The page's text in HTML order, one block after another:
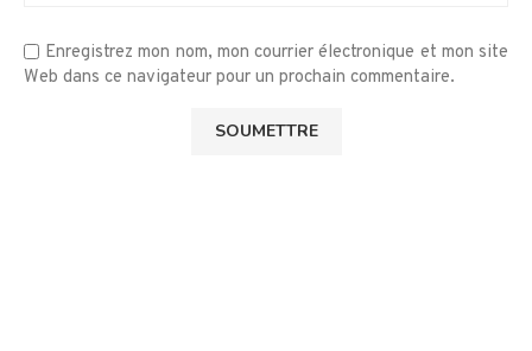
Enregistrez mon nom, mon courrier électronique et mon site
Web dans ce navigateur pour un prochain commentaire.